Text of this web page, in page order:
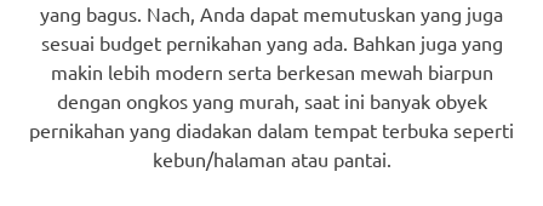
yang bagus. Nach, Anda dapat memutuskan yang juga
sesuai budget pernikahan yang ada. Bahkan juga yang
makin lebih modern serta berkesan mewah biarpun
dengan ongkos yang murah, saat ini banyak obyek
pernikahan yang diadakan dalam tempat terbuka seperti
kebun/halaman atau pantai.